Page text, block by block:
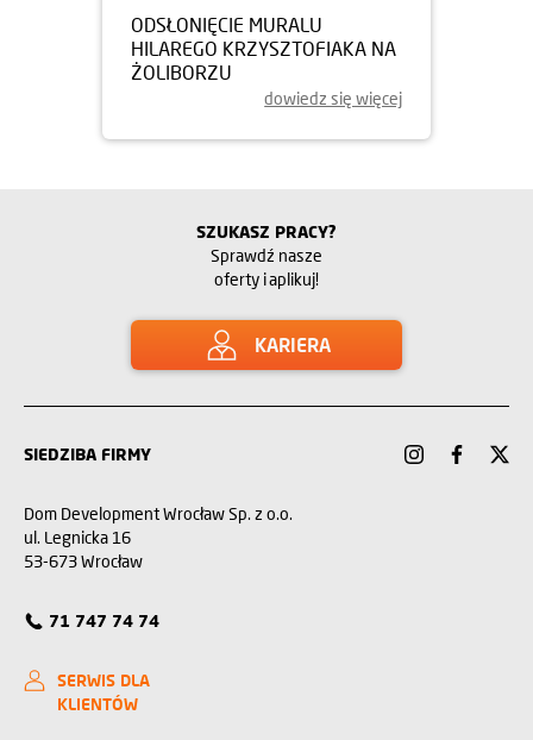
ODSŁONIĘCIE MURALU
HILAREGO KRZYSZTOFIAKA NA
ŻOLIBORZU
dowiedz się więcej
SZUKASZ PRACY?
Sprawdź nasze
oferty i aplikuj!
KARIERA
SIEDZIBA FIRMY
Dom Development Wrocław Sp. z o.o.
ul. Legnicka 16
53-673 Wrocław
71 747 74 74
SERWIS DLA
KLIENTÓW